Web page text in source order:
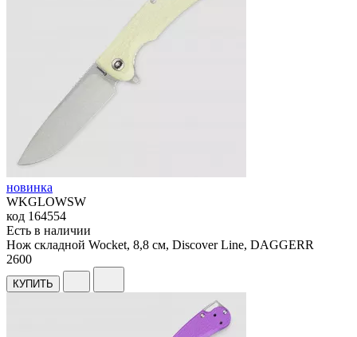
новинка
WKGLOWSW
код 164554
Есть в наличии
Нож складной Wocket, 8,8 см, Discover Line, DAGGERR
2600
КУПИТЬ